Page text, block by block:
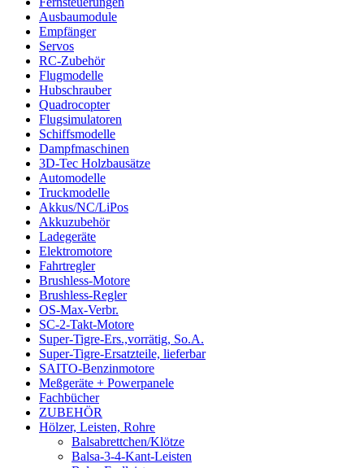
Ausbaumodule
Empfänger
Servos
RC-Zubehör
Flugmodelle
Hubschrauber
Quadrocopter
Flugsimulatoren
Schiffsmodelle
Dampfmaschinen
3D-Tec Holzbausätze
Automodelle
Truckmodelle
Akkus/NC/LiPos
Akkuzubehör
Ladegeräte
Elektromotore
Fahrtregler
Brushless-Motore
Brushless-Regler
OS-Max-Verbr.
SC-2-Takt-Motore
Super-Tigre-Ers.,vorrätig, So.A.
Super-Tigre-Ersatzteile, lieferbar
SAITO-Benzinmotore
Meßgeräte + Powerpanele
Fachbücher
ZUBEHÖR
Hölzer, Leisten, Rohre
Balsabrettchen/Klötze
Balsa-3-4-Kant-Leisten